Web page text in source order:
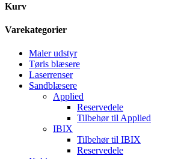
Kurv
Varekategorier
Maler udstyr
Tøris blæsere
Laserrenser
Sandblæsere
Applied
Reservedele
Tilbehør til Applied
IBIX
Tilbehør til IBIX
Reservedele